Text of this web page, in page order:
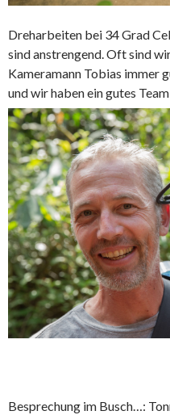
Dreharbeiten bei 34 Grad
sind anstrengend. Oft sind
Kameramann Tobias immer
und wir haben ein gutes
Besprechung im Busch…: